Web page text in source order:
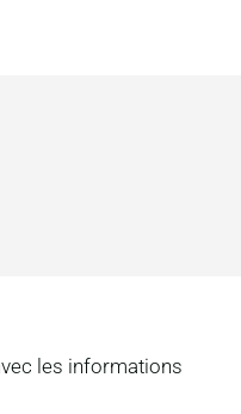
les informations